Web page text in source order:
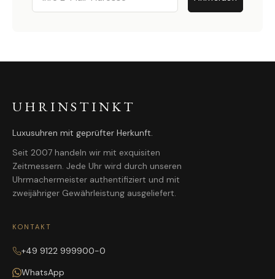
UHRINSTINKT
Luxusuhren mit geprüfter Herkunft.
Seit 2007 handeln wir mit exquisiten
Zeitmessern. Jede Uhr wird durch unseren
Uhrmachermeister authentifiziert und mit
zweijähriger Gewährleistung ausgeliefert.
KONTAKT
+49 9122 999900-0
WhatsApp